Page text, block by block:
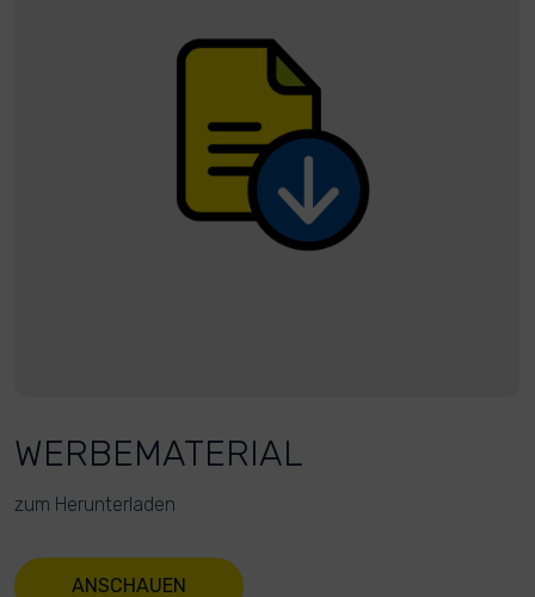
WERBEMATERIAL
zum Herunterladen
ANSCHAUEN